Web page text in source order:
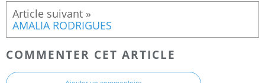
AMALIA RODRIGUES
COMMENTER CET ARTICLE